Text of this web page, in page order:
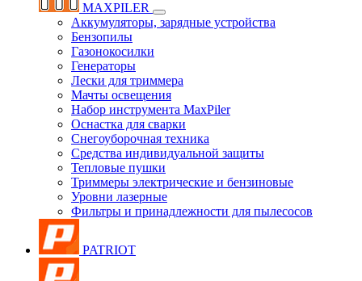
MAXPILER
Аккумуляторы, зарядные устройства
Бензопилы
Газонокосилки
Генераторы
Лески для триммера
Мачты освещения
Набор инструмента MaxPiler
Оснастка для сварки
Снегоуборочная техника
Средства индивидуальной защиты
Тепловые пушки
Триммеры электрические и бензиновые
Уровни лазерные
Фильтры и принадлежности для пылесосов
PATRIOT